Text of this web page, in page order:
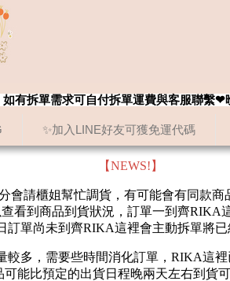
✨加入LINE好友可獲免運代碼
有拆單需求可自付拆單運費與客服聯繫